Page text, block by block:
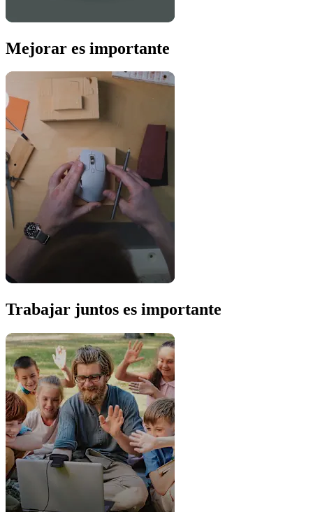
Mejorar es importante
Trabajar juntos es importante